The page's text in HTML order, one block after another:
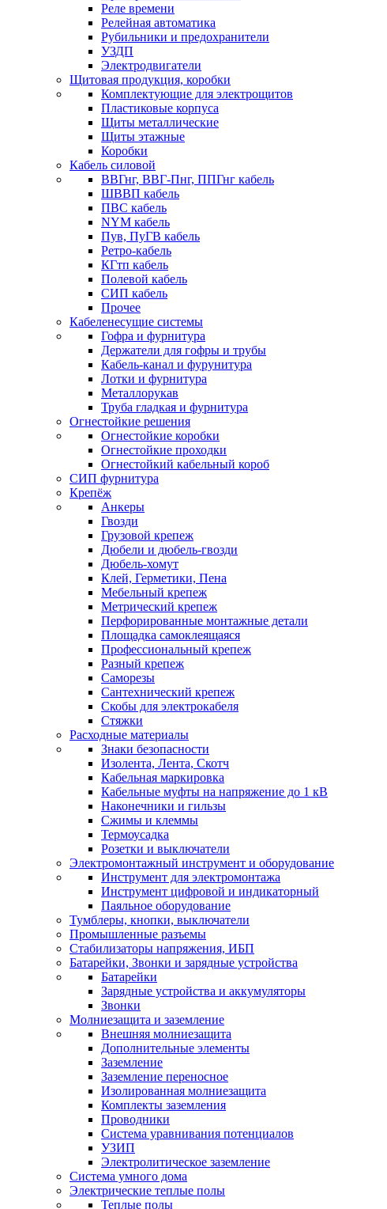
Реле времени
Релейная автоматика
Рубильники и предохранители
УЗДП
Электродвигатели
Щитовая продукция, коробки
Комплектующие для электрощитов
Пластиковые корпуса
Щиты металлические
Щиты этажные
Коробки
Кабель силовой
ВВГнг, ВВГ-Пнг, ППГнг кабель
ШВВП кабель
ПВС кабель
NYM кабель
Пув, ПуГВ кабель
Ретро-кабель
КГтп кабель
Полевой кабель
СИП кабель
Прочее
Кабеленесущие системы
Гофра и фурнитура
Держатели для гофры и трубы
Кабель-канал и фурунитура
Лотки и фурнитура
Металлорукав
Труба гладкая и фурнитура
Огнестойкие решения
Огнестойкие коробки
Огнестойкие проходки
Огнестойкий кабельный короб
СИП фурнитура
Крепёж
Анкеры
Гвозди
Грузовой крепеж
Дюбели и дюбель-гвозди
Дюбель-хомут
Клей, Герметики, Пена
Мебельный крепеж
Метрический крепеж
Перфорированные монтажные детали
Площадка самоклеящаяся
Профессиональный крепеж
Разный крепеж
Саморезы
Сантехнический крепеж
Скобы для электрокабеля
Стяжки
Расходные материалы
Знаки безопасности
Изолента, Лента, Скотч
Кабельная маркировка
Кабельные муфты на напряжение до 1 кВ
Наконечники и гильзы
Сжимы и клеммы
Термоусадка
Розетки и выключатели
Электромонтажный инструмент и оборудование
Инструмент для электромонтажа
Инструмент цифровой и индикаторный
Паяльное оборудование
Тумблеры, кнопки, выключатели
Промышленные разъемы
Стабилизаторы напряжения, ИБП
Батарейки, Звонки и зарядные устройства
Батарейки
Зарядные устройства и аккумуляторы
Звонки
Молниезащита и заземление
Внешняя молниезащита
Дополнительные элементы
Заземление
Заземление переносное
Изолированная молниезащита
Комплекты заземления
Проводники
Система уравнивания потенциалов
УЗИП
Электролитическое заземление
Система умного дома
Электрические теплые полы
Теплые полы